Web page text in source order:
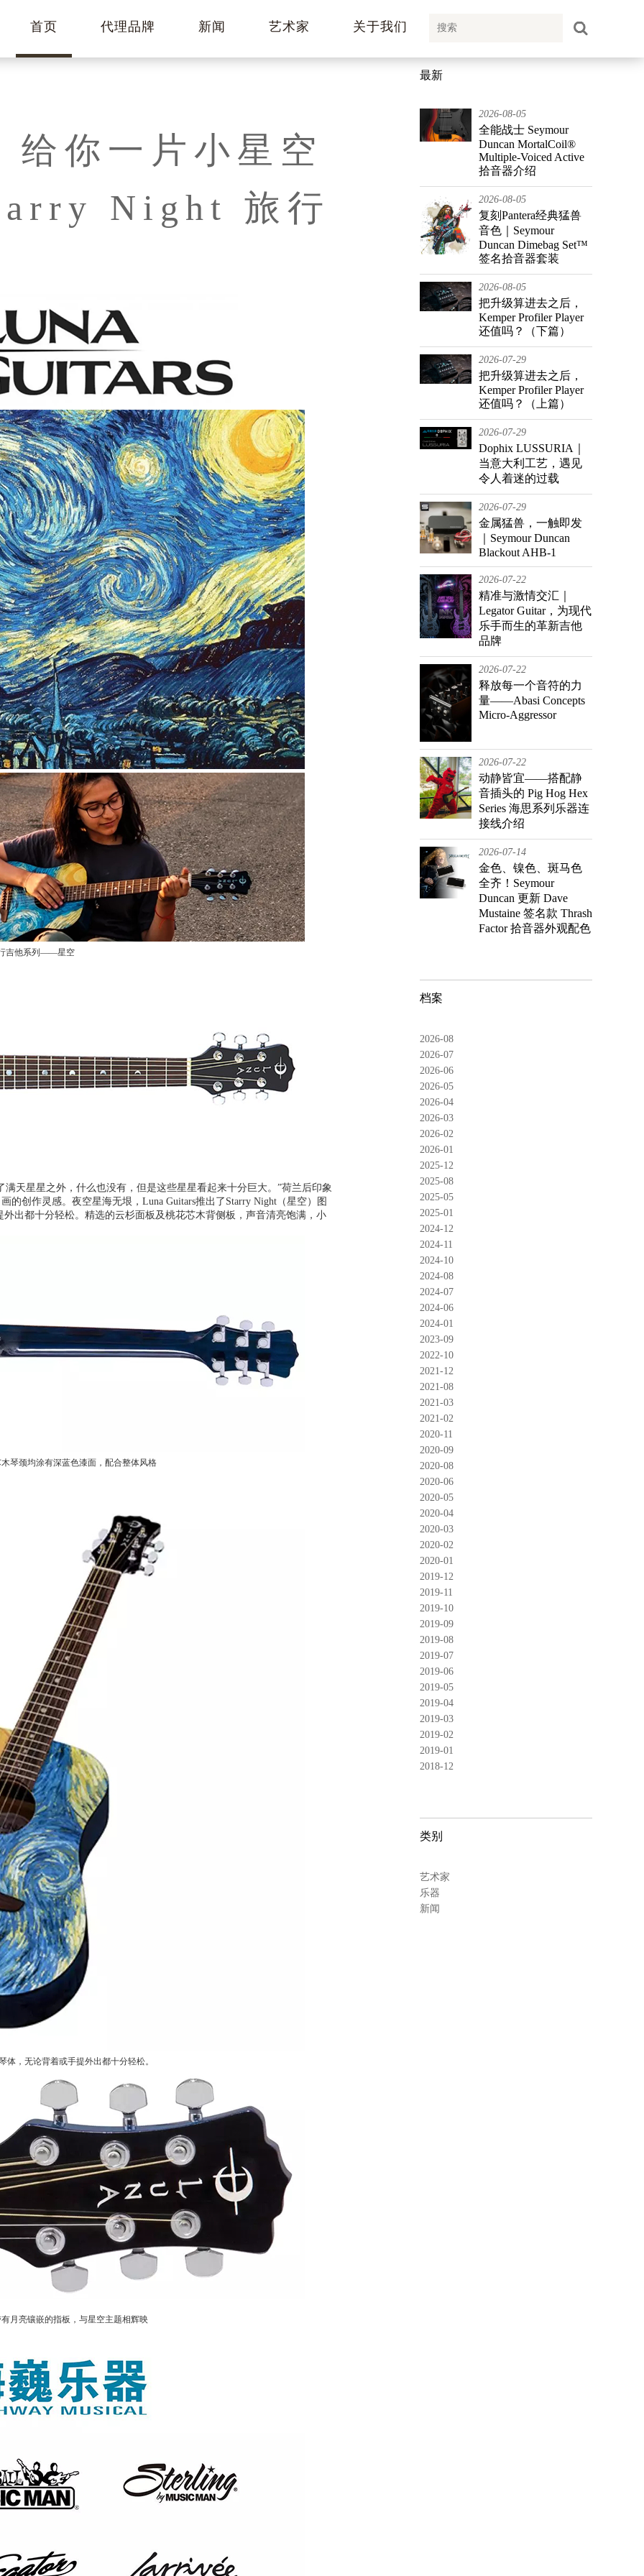
首页 代理品牌 新闻 艺术家 关于我们
你一片小星空
Night 旅行
吉他系列——星空
天星星之外，什么也没有，但是这些星星看起来十分巨大。 ”荷兰后印象
的创作灵感。 夜空星海无垠，Luna Guitars推出了Starry Night（星空）图
出都十分轻松。 精选的云杉面板及桃花芯木背侧板，声音清亮饱满，小
琴颈均涂有深蓝色漆面，配合整体风格
体，无论背着或手提外出都十分轻松。
月亮镶嵌的指板 ，与星空主题相辉映
最新
2026-08-05
全能战士 Seymour
Duncan MortalCoil®
Multiple-Voiced Active
拾音器介绍
2026-08-05
复刻Pantera经典猛兽
音色｜Seymour
Duncan Dimebag Set™
签名拾音器套装
2026-08-05
把升级算进去之后，
Kemper Profiler Player
还值吗？（下篇）
2026-07-29
把升级算进去之后，
Kemper Profiler Player
还值吗？（上篇）
2026-07-29
Dophix LUSSURIA｜
当意大利工艺，遇见
令人着迷的过载
2026-07-29
金属猛兽，一触即发
｜Seymour Duncan
Blackout AHB-1
2026-07-22
精准与激情交汇｜
Legator Guitar，为现代
乐手而生的革新吉他
品牌
2026-07-22
释放每一个音符的力
量——Abasi Concepts
Micro-Aggressor
2026-07-22
动静皆宜——搭配静
音插头的 Pig Hog Hex
Series 海思系列乐器连
接线介绍
2026-07-14
金色、镍色、斑马色
全齐！Seymour
Duncan 更新 Dave
Mustaine 签名款 Thrash
Factor 拾音器外观配色
档案
2026-08
2026-07
2026-06
2026-05
2026-04
2026-03
2026-02
2026-01
2025-12
2025-08
2025-05
2025-01
2024-12
2024-11
2024-10
2024-08
2024-07
2024-06
2024-01
2023-09
2022-10
2021-12
2021-08
2021-03
2021-02
2020-11
2020-09
2020-08
2020-06
2020-05
2020-04
2020-03
2020-02
2020-01
2019-12
2019-11
2019-10
2019-09
2019-08
2019-07
2019-06
2019-05
2019-04
2019-03
2019-02
2019-01
2018-12
类别
艺术家
乐器
新闻